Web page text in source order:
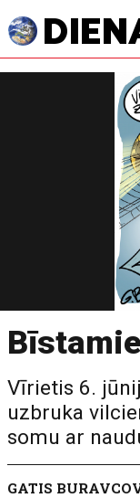
Vīrietis 6.
uzbruka
somu ar
GATIS